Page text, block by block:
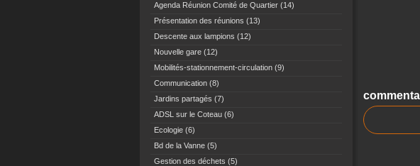
Agenda Réunion Comité de Quartier (14)
Présentation des réunions (13)
Descente aux lampions (12)
Nouvelle gare (12)
Mobilités-stationnement-circulation (9)
Communication (8)
Jardins partagés (7)
ADSL sur le Coteau (6)
Ecologie (6)
Bd de la Vanne (5)
Gestion des déchets (5)